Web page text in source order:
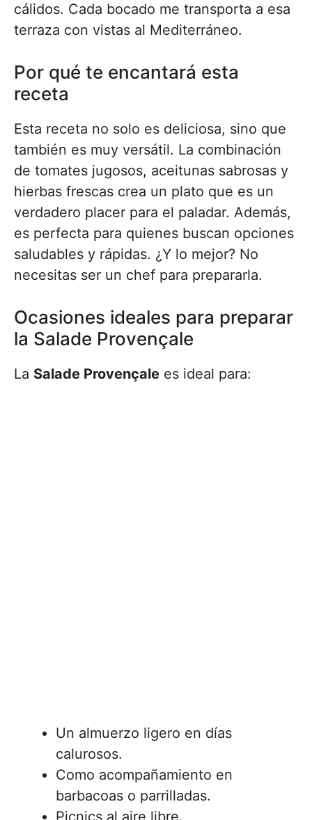
cálidos. Cada bocado me transporta a esa
terraza con vistas al Mediterráneo.
Por qué te encantará esta
receta
Esta receta no solo es deliciosa, sino que
también es muy versátil. La combinación
de tomates jugosos, aceitunas sabrosas y
hierbas frescas crea un plato que es un
verdadero placer para el paladar. Además,
es perfecta para quienes buscan opciones
saludables y rápidas. ¿Y lo mejor? No
necesitas ser un chef para prepararla.
Ocasiones ideales para preparar
la Salade Provençale
La Salade Provençale es ideal para:
Un almuerzo ligero en días
calurosos.
Como acompañamiento en
barbacoas o parrilladas.
Picnics al aire libre.